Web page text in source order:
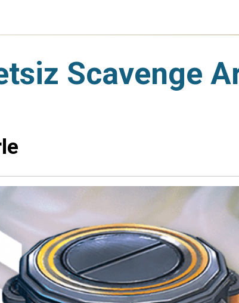
Scavenge